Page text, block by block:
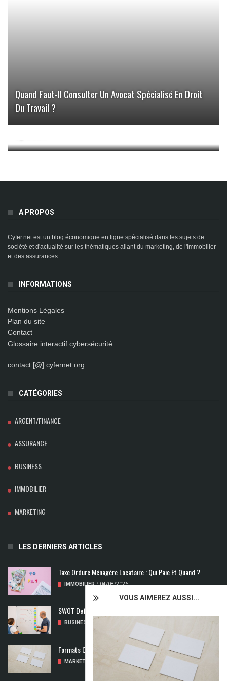
VOUS AIMEREZ AUSSI...
Quand Faut-Il Consulter Un Avocat Spécialisé En Droit
Du Travail ?
A PROPOS
Cyfer.net est un blog économique en ligne spécialisé dans les sujets de
société et d'actualité sur les thématiques allant du marketing, de l'immobilier
et des assurances.
INFORMATIONS
Mentions Légales
Plan du site
Contact
Glossaire interactif cybersécurité
contact [@] cyfernet.org
CATÉGORIES
ARGENT/FINANCE
ASSURANCE
BUSINESS
IMMOBILIER
MARKETING
LES DERNIERS ARTICLES
Taxe Ordure Ménagère Locataire : Qui Paie Et Quand ?
IMMOBILIER / 04/08/2026
SWOT Def : Qu’est-Ce Que L’analyse SWOT ?
BUSINESS
Formats Carte De Visite : Les Dimensions À Découvrir
MARKETING 01/08/2026